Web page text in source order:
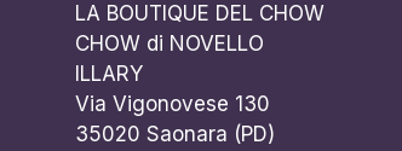
LA BOUTIQUE DEL CHOW
CHOW di NOVELLO
ILLARY
Via Vigonovese 130
35020 Saonara (PD)